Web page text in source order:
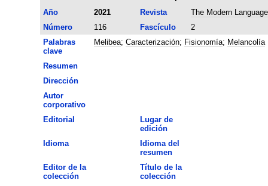
Año
2021 Revista
The Modern
Número
116 Fascículo
2
Palabras
clave
Melibea; Caracterización; Fisionomía; Melancolía
Resumen
Dirección
Autor
corporativo
Editorial
Lugar de
edición
Idioma
Idioma del
resumen
Editor de la
colección
Título de la
colección